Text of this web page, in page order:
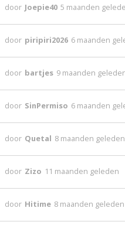
door Joepie40 5 maanden
door piripiri2026 6 maanden
door bartjes 9 maanden
door SinPermiso 6 maanden
door Quetal 8 maanden geleden
door Zizo 11 maanden geleden
door Hitime 8 maanden geleden